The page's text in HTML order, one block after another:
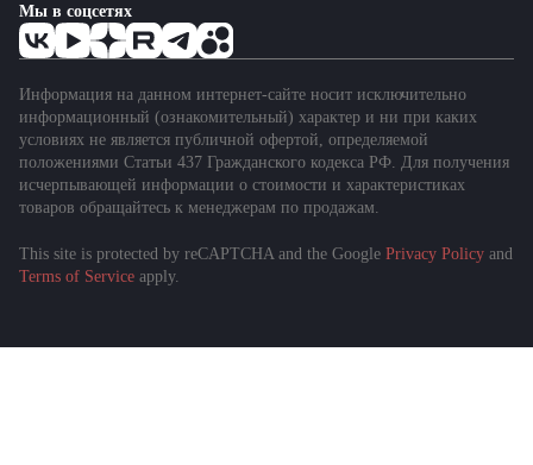
Мы в соцсетях
Информация на данном интернет-сайте носит исключительно
информационный (ознакомительный) характер и ни при каких
условиях не является публичной офертой, определяемой
положениями Статьи 437 Гражданского кодекса РФ. Для получения
исчерпывающей информации о стоимости и характеристиках
товаров обращайтесь к менеджерам по продажам.
This site is protected by reCAPTCHA and the Google Privacy Policy and
Terms of Service apply.